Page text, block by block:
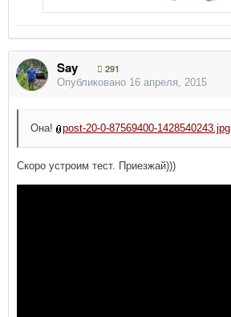
Say
291
Опубликовано 16 апреля, 2015
Она! post-20-0-87569400-1428540243.jpg
Скоро устроим тест. Приезжай)))